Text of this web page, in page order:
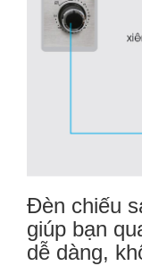
Đèn chiếu
giúp bạn
dễ dàng,